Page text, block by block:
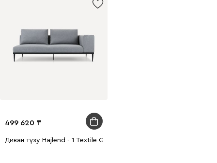
499 620
Диван түзу Hajlend - 1 Textile Grey